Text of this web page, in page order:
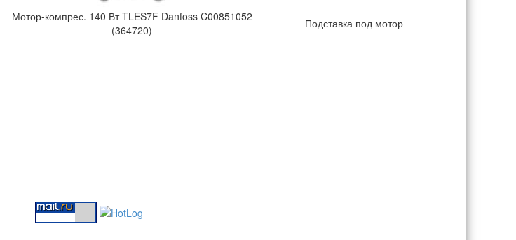
Мотор-компрес. 140 Вт TLES7F Danfoss C00851052
(364720)
Подставка под мотор